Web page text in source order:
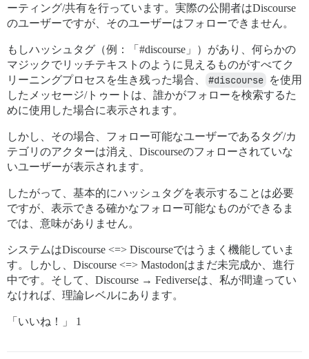
ーティング/共有を行っています。実際の公開者はDiscourse
のユーザーですが、そのユーザーはフォローできません。
もしハッシュタグ（例：「 #discourse」
）があり、何らかの
マジックでリッチテキストのように見えるものがすべてク
リーニングプロセスを生き残った場合、
#discourse を使用
したメッセージ/トゥートは、誰かがフォローを検索するた
めに使用した場合に表示されます。
しかし、その場合、フォロー可能なユーザーであるタグ/カ
テゴリのアクターは消え、Discourseのフォローされていな
いユーザーが表示されます。
したがって、基本的にハッシュタグを表示することは必要
ですが、表示できる確かなフォロー可能なものができるま
では、意味がありません。
システムはDiscourse <=> Discourseではうまく機能していま
す。しかし、Discourse <=> Mastodonはまだ未完成か、進行
中です。そして、Discourse → Fediverseは、私が間違ってい
なければ、理論レベルにあります。
「いいね！」 1